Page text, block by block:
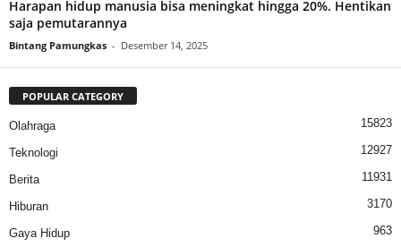
Harapan hidup manusia bisa meningkat hingga 20%. Hentikan
saja pemutarannya
Bintang Pamungkas - Desember 14, 2025
POPULAR CATEGORY
Olahraga 15823
Teknologi 12927
Berita 11931
Hiburan 3170
Gaya Hidup 963